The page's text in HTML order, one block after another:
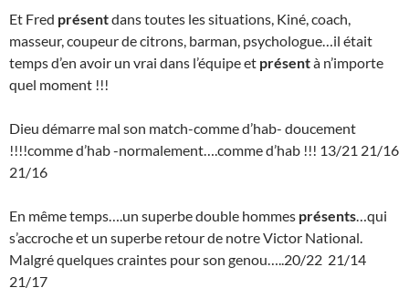
Et Fred présentdans toutes les situations, Kiné, coach,
masseur, coupeur de citrons, barman, psychologue…il était
temps d’en avoir un vrai dans l’équipe et présentà n’importe
quel moment !!!
Dieu démarre mal son match-comme d’hab- doucement
!!!!comme d’hab -normalement….comme d’hab !!! 13/21 21/16
21/16
En même temps….un superbe double hommes présents…qui
s’accroche et un superbe retour de notre Victor National.
Malgré quelques craintes pour son genou…..20/22 21/14
21/17